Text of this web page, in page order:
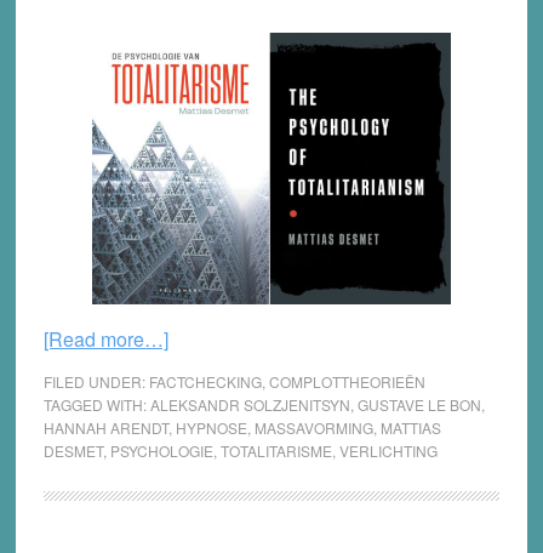
[Read more…]about
Galileo’s
metingen
tot
de
FILED UNDER: FACTCHECKING, COMPLOTTHEORIEËN
TAGGED WITH:ALEKSANDR SOLZJENITSYN GUSTAVE LE BON
HANNAH ARENDT, HYPNOSE MASSAVORMING, MATTIAS
DESMET, PSYCHOLOGIE TOTALITARISME VERLICHTING